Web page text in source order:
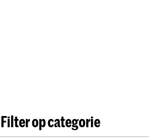
Filter op categorie